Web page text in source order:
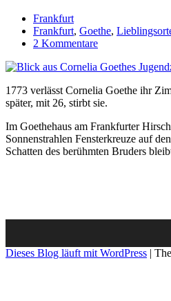
Frankfurt
Frankfurt, Goethe,
2 Kommentare
1773 verlässt Cornelia Goethe ihr
später, mit 26, stirbt sie.
Im Goethehaus am Frankfurter
Sonnenstrahlen Fensterkreuze auf
Schatten des berühmten Bruders
Dieses Blog läuft mit WordPress |